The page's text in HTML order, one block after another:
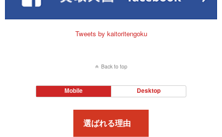
選ばれる理由
Tweets by kaitoritengoku
Back to top
Mobile Desktop